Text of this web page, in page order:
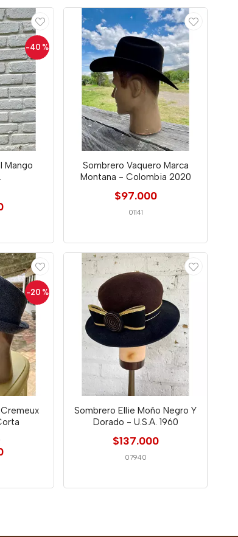
-40 %
Mango
Sombrero Vaquero Marca
Montana - Colombia 2020
$97.000
01141
-20 %
Sombrero Ellie Moño Negro Y
Dorado - U.S.A. 1960
$137.000
07940